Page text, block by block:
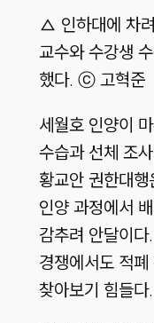
△ 인하대에 차
교수와 수강생
했다. ⓒ 고혁준
세월호 인양이
수습과 선체 조
황교안 권한대
인양 과정에서
감추려 안달이
경쟁에서도 적
찾아보기 힘들다.